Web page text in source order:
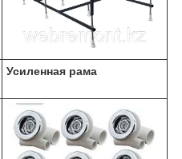
Усиленная рама